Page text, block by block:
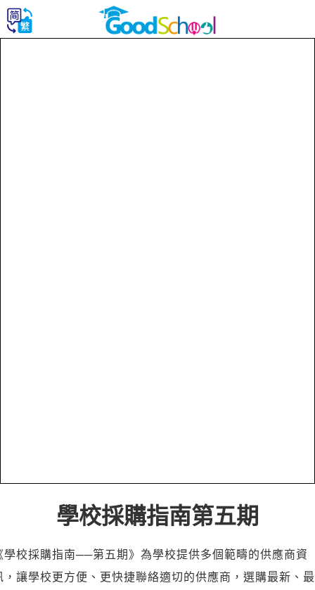
學校採購指南第五期
學校採購指南──第五期》為學校提供多個範疇的供應商資
，讓學校更方便、更快捷聯絡適切的供應商，選購最新、最